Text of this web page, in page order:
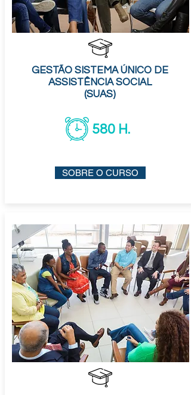
GESTÃO SISTEMA ÚNICO DE
ASSISTÊNCIA SOCIAL
(SUAS)
580 H.
SOBRE O CURSO